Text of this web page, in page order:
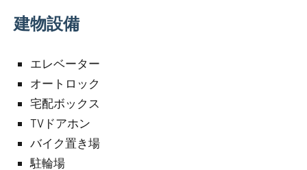
建物設備
エレベーター
オートロック
宅配ボックス
TVドアホン
バイク置き場
駐輪場